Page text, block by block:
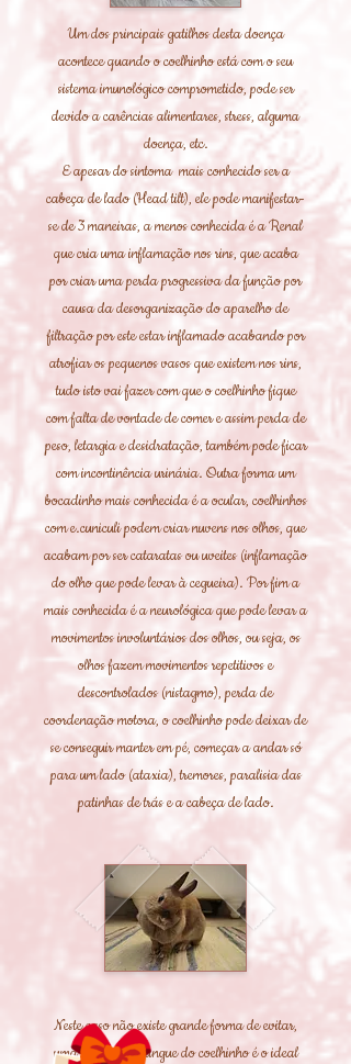
Um dos principais gatilhos desta doença
acontece quando o coelhinho está com o seu
sistema imunológico comprometido, pode ser
devido a carências alimentares, stress, alguma
doença, etc.
E apesar do sintoma mais conhecido ser a
cabeça de lado (Head tilt), ele pode manifestar-
se de 3 maneiras, a menos conhecida é a Renal
que cria uma inflamação nos rins, que acaba
por criar uma perda progressiva da função por
causa da desorganização do aparelho de
filtração por este estar inflamado acabando por
atrofiar os pequenos vasos que existem nos rins,
tudo isto vai fazer com que o coelhinho fique
com falta de vontade de comer e assim perda de
peso, letargia e desidratação, também pode ficar
com incontinência urinária. Outra forma um
bocadinho mais conhecida é a ocular, coelhinhos
com e.cuniculi podem criar nuvens nos olhos, que
acabam por ser cataratas ou uveites (inflamação
do olho que pode levar à cegueira). Por fim a
mais conhecida é a neurológica que pode levar a
movimentos involuntários dos olhos, ou seja, os
olhos fazem movimentos repetitivos e
descontrolados (nistagmo), perda de
coordenação motora, o coelhinho pode deixar de
se conseguir manter em pé, começar a andar só
para um lado (ataxia), tremores, paralisia das
patinhas de trás e a cabeça de lado.
Neste caso não existe grande forma de evitar,
uma análise ao sangue do coelhinho é o ideal